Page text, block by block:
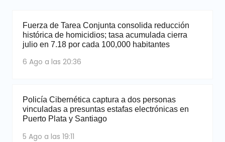
Fuerza de Tarea Conjunta consolida reducción
histórica de homicidios; tasa acumulada cierra
julio en 7.18 por cada 100,000 habitantes
6 Ago a las 20:36
Policía Cibernética captura a dos personas
vinculadas a presuntas estafas electrónicas en
Puerto Plata y Santiago
5 Ago a las 19:11